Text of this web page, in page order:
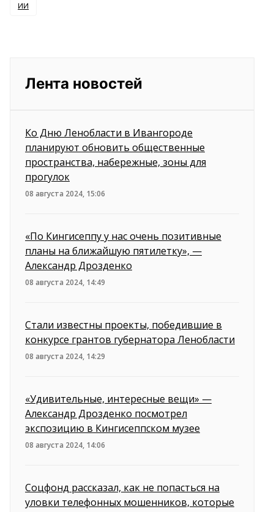
ИИ
Лента новостей
Ко Дню Ленобласти в Ивангороде
планируют обновить общественные
пространства, набережные, зоны для
прогулок
08 августа 2024, 15:06
«По Кингисеппу у нас очень позитивные
планы на ближайшую пятилетку», —
Александр Дрозденко
08 августа 2024, 14:49
Стали известны проекты, победившие в
конкурсе грантов губернатора Ленобласти
08 августа 2024, 14:29
«Удивительные, интересные вещи» —
Александр Дрозденко посмотрел
экспозицию в Кингисеппском музее
08 августа 2024, 14:06
Соцфонд рассказал, как не попасться на
уловки телефонных мошенников, которые